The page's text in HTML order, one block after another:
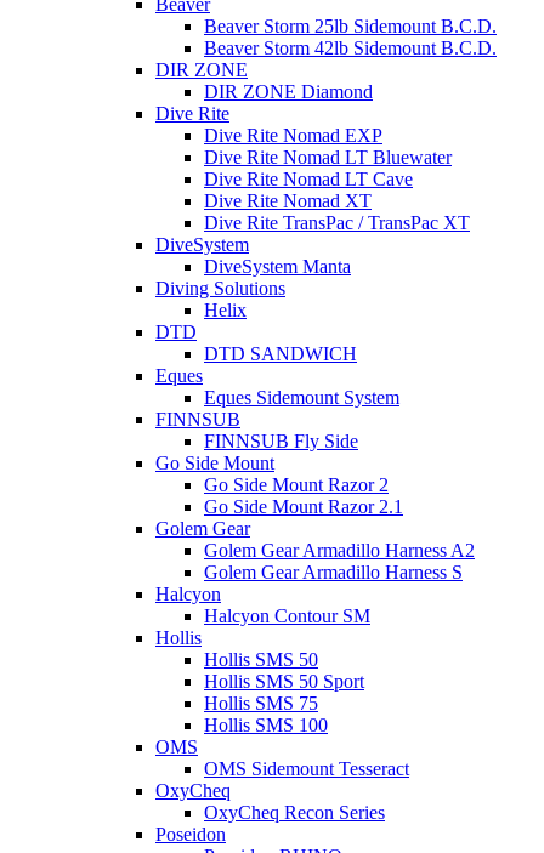
Beaver
Beaver Storm 25lb Sidemount B.C.D.
Beaver Storm 42lb Sidemount B.C.D.
DIR ZONE
DIR ZONE Diamond
Dive Rite
Dive Rite Nomad EXP
Dive Rite Nomad LT Bluewater
Dive Rite Nomad LT Cave
Dive Rite Nomad XT
Dive Rite TransPac / TransPac XT
DiveSystem
DiveSystem Manta
Diving Solutions
Helix
DTD
DTD SANDWICH
Eques
Eques Sidemount System
FINNSUB
FINNSUB Fly Side
Go Side Mount
Go Side Mount Razor 2
Go Side Mount Razor 2.1
Golem Gear
Golem Gear Armadillo Harness A2
Golem Gear Armadillo Harness S
Halcyon
Halcyon Contour SM
Hollis
Hollis SMS 50
Hollis SMS 50 Sport
Hollis SMS 75
Hollis SMS 100
OMS
OMS Sidemount Tesseract
OxyCheq
OxyCheq Recon Series
Poseidon